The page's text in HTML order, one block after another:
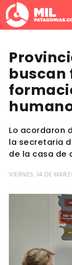
buscan
Lo acordaron
la secretaria
de la casa de
VIERNES, 14 DE